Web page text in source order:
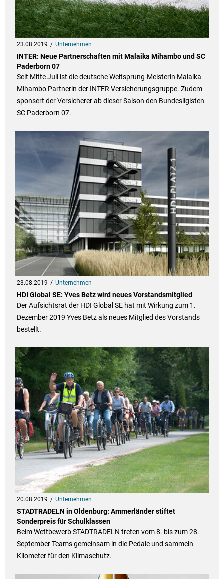
23.08.2019 Unternehmen
INTER: Neue Partnerschaften mit Malaika Mihambo und SC
Paderborn 07
Seit Mitte Juli ist die deutsche Weitsprung-Meisterin Malaika
Mihambo Partnerin der INTER Versicherungsgruppe. Zudem
sponsert der Versicherer ab dieser Saison den Bundesligisten
SC Paderborn 07.
23.08.2019 Unternehmen
HDI Global SE: Yves Betz wird neues Vorstandsmitglied
Der Aufsichtsrat der HDI Global SE hat mit Wirkung zum 1.
Dezember 2019 Yves Betz als neues Mitglied des Vorstands
bestellt.
20.08.2019 Unternehmen
STADTRADELN in Oldenburg: Ammerländer stiftet
Sonderpreis für Schulklassen
Beim Wettbewerb STADTRADELN treten vom 8. bis zum 28.
September Teams gemeinsam in die Pedale und sammeln
Kilometer für den Klimaschutz.